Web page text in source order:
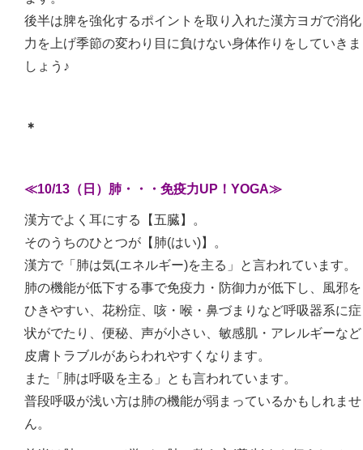
後半は脾を強化するポイントを取り入れた漢方ヨガで消化
力を上げ季節の変わり目に負けない身体作りをしていきま
しょう♪
＊
≪10/13（日）肺・・・免疫力UP！YOGA≫
漢方でよく耳にする【五臓】。
そのうちのひとつが【肺(はい)】。
漢方で「肺は気(エネルギー)を主る」と言われています。
肺の機能が低下する事で免疫力・防御力が低下し、風邪を
ひきやすい、花粉症、咳・喉・鼻づまりなど呼吸器系に症
状がでたり、便秘、声が小さい、敏感肌・アレルギーなど
皮膚トラブルがあらわれやすくなります。
また「肺は呼吸を主る」とも言われています。
普段呼吸が浅い方は肺の機能が弱まっているかもしれませ
ん。